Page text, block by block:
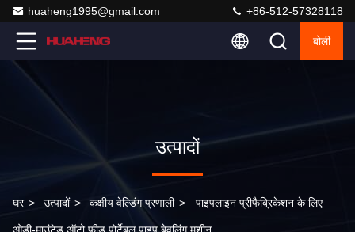
huaheng1995@gmail.com +86-512-57328118
बोली
उत्पादों
घर > उत्पादों > कक्षीय वेल्डिंग प्रणाली > पाइपलाइन प्रीफैब्रिकेशन के लिए